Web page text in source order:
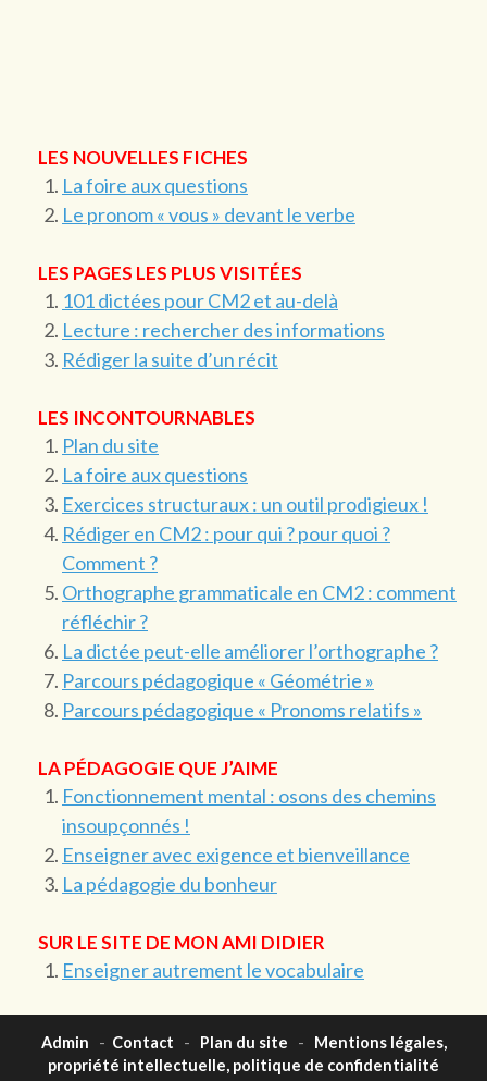
LES NOUVELLES FICHES
La foire aux questions
Le pronom « vous » devant le verbe
LES PAGES LES PLUS VISITÉES
101 dictées pour CM2 et au-delà
Lecture : rechercher des informations
Rédiger la suite d’un récit
LES INCONTOURNABLES
Plan du site
La foire aux questions
Exercices structuraux : un outil prodigieux !
Rédiger en CM2 : pour qui ? pour quoi ?
Comment ?
Orthographe grammaticale en CM2 : comment
réfléchir ?
La dictée peut-elle améliorer l’orthographe ?
Parcours pédagogique « Géométrie »
Parcours pédagogique « Pronoms relatifs »
LA PÉDAGOGIE QUE J’AIME
Fonctionnement mental : osons des chemins
insoupçonnés !
Enseigner avec exigence et bienveillance
La pédagogie du bonheur
SUR LE SITE DE MON AMI DIDIER
Enseigner autrement le vocabulaire
Admin - Contact - Plan du site -
Mentions légales,
propriété intellectuelle, politique de confidentialité